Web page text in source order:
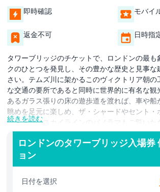
即時確認 モバイ
返金不可 日時指
タワーブリッジのチケットで、ロンドンの最
クのひとつを発見し、その豊かな歴史と見事
さい。テムズ川に架かるこのヴィクトリア朝
な交通の要所であると同時に世界的に有名な観
あるガラス張りの床の遊歩道を渡れば、車や船
眺めを足元に楽しめ、ザ・シャードやセント・
ロンドンのスカイラインのパノラマもご覧い
リッジ展示館に足を踏み入れて、この19世紀
計され建造されたかを学び、橋が大型船の通行
跳ね上がるかを示すインタラクティブな展示を
元のヴィクトリア朝のエンジンルームを訪れ
構を動かしていた保存された蒸気機関を見れば
の一端を垣間見ることができます。タワーブリ
続きを読む
ロンドンのタワーブリッジ入場券
ョン
日付を選択